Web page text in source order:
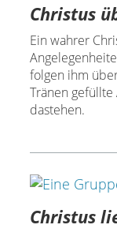
Christus
Ein wahrer
folgen ihm
Tränen
dastehen.
Christus